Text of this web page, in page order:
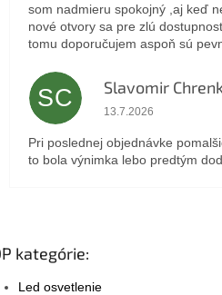
som nadmieru spokojný ,aj keď
nové otvory sa pre zlú
tomu doporučujem aspoň sú
SC Slavomir
Hodnotenie
13.7.2026
Pri poslednej objednávke
to bola výnimka lebo predtým
kategórie:
Led osvetlenie